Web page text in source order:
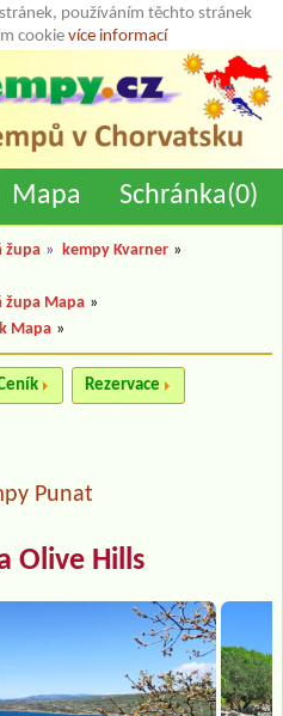
používáním těchto stránek
cookie více informací
Mapa Schránka(0)
župa » kempy Kvarner »
župa Mapa »
Mapa »
Rezervace
Punat
Olive Hills